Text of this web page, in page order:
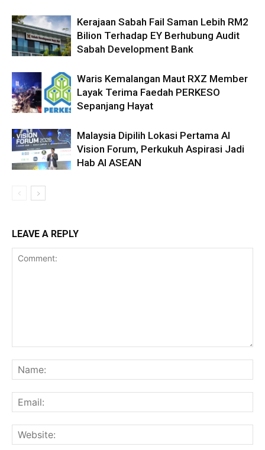
Kerajaan Sabah Fail Saman Lebih RM2
Bilion Terhadap EY Berhubung Audit
Sabah Development Bank
Waris Kemalangan Maut RXZ Member
Layak Terima Faedah PERKESO
Sepanjang Hayat
Malaysia Dipilih Lokasi Pertama AI
Vision Forum, Perkukuh Aspirasi Jadi
Hab AI ASEAN
LEAVE A REPLY